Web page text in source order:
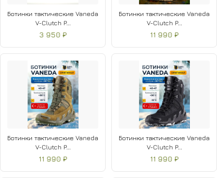
Ботинки тактические Vaneda
V-Clutch P...
3 950 ₽
Ботинки тактические Vaneda
V-Clutch P...
11 990 ₽
Ботинки тактические Vaneda
V-Clutch P...
11 990 ₽
Ботинки тактические Vaneda
V-Clutch P...
11 990 ₽